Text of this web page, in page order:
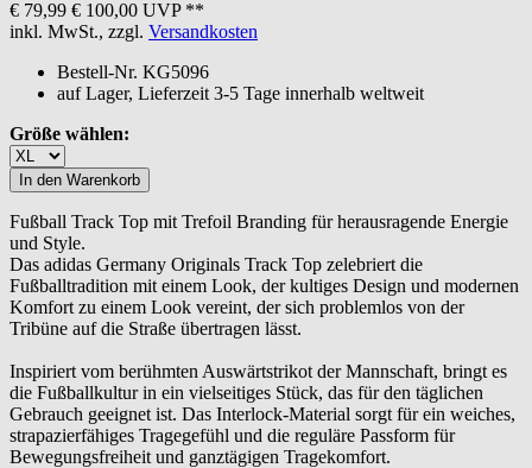
€ 79,99 € 100,00 UVP **
inkl. MwSt., zzgl. Versandkosten
Bestell-Nr. KG5096
auf Lager, Lieferzeit 3-5 Tage innerhalb weltweit
Größe wählen:
Fußball Track Top mit Trefoil Branding für herausragende Energie
und Style.
Das adidas Germany Originals Track Top zelebriert die
Fußballtradition mit einem Look, der kultiges Design und modernen
Komfort zu einem Look vereint, der sich problemlos von der
Tribüne auf die Straße übertragen lässt.
Inspiriert vom berühmten Auswärtstrikot der Mannschaft, bringt es
die Fußballkultur in ein vielseitiges Stück, das für den täglichen
Gebrauch geeignet ist. Das Interlock-Material sorgt für ein weiches,
strapazierfähiges Tragegefühl und die reguläre Passform für
Bewegungsfreiheit und ganztägigen Tragekomfort.